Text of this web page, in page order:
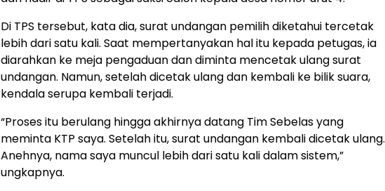
Di TPS tersebut, kata dia, surat undangan pemilih diketahui tercetak
lebih dari satu kali. Saat mempertanyakan hal itu kepada petugas, ia
diarahkan ke meja pengaduan dan diminta mencetak ulang surat
undangan. Namun, setelah dicetak ulang dan kembali ke bilik suara,
kendala serupa kembali terjadi.
“Proses itu berulang hingga akhirnya datang Tim Sebelas yang
meminta KTP saya. Setelah itu, surat undangan kembali dicetak ulang.
Anehnya, nama saya muncul lebih dari satu kali dalam sistem,”
ungkapnya.